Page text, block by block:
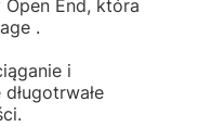
Open End, która
.
i